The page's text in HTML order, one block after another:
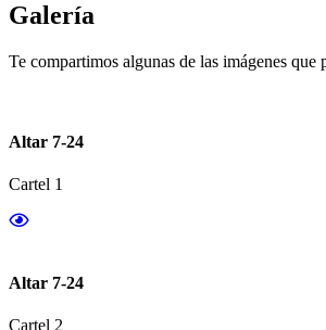
Galería
Te compartimos algunas de las imágenes que
Altar 7-24
Cartel 1
Altar 7-24
Cartel 2